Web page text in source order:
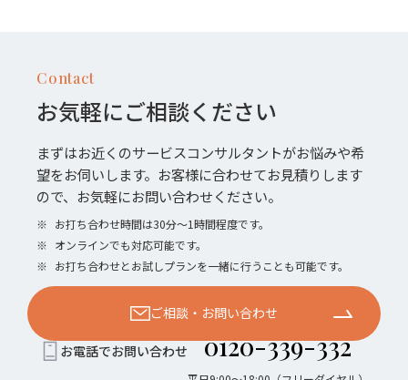
Contact
お気軽にご相談ください
まずはお近くのサービスコンサルタントがお悩みや希
望をお伺いします。お客様に合わせてお見積りします
ので、お気軽にお問い合わせください。
※ お打ち合わせ時間は30分〜1時間程度です。
※ オンラインでも対応可能です。
※ お打ち合わせとお試しプランを一緒に行うことも可能です。
ご相談・お問い合わせ
お電話でお問い合わせ 0120-339-332